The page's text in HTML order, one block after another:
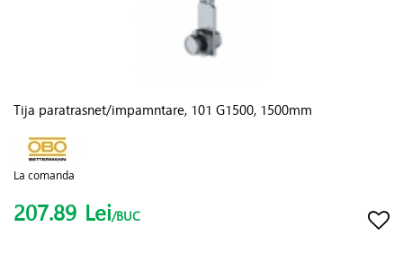
Tija paratrasnet/impamntare, 101 G1500, 1500mm
La comanda
207.89 Lei/BUC